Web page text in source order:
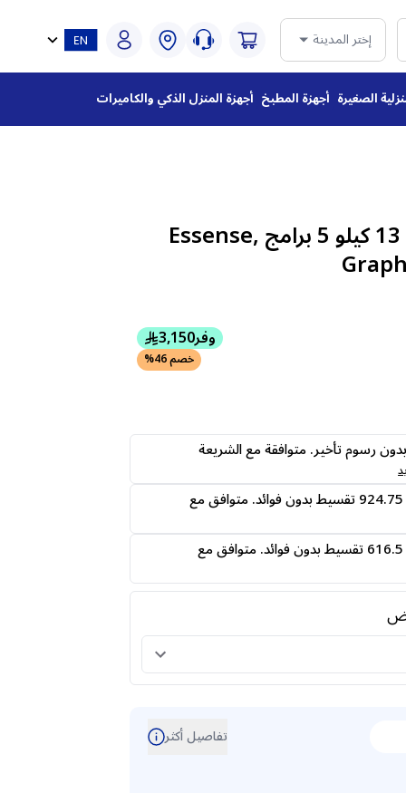
إختر المدينة
الصغيرة أجهزة المطبخ أجهزة المنزل الذكي والكاميرات
غسالة ال جي أمامية 13 كيلو 5 برامج ,Essense
وفر3,150
خصم 46%
دفعه بدون رسوم تأخير. متوافقة مع الشريعة
قسمها على 4 دفعات 924.75 تقسيط بدون فوائد. متوافق مع
قسمها على 6 دفعات 616.5 تقسيط بدون فوائد. متوافق مع
تفاصيل أكثر